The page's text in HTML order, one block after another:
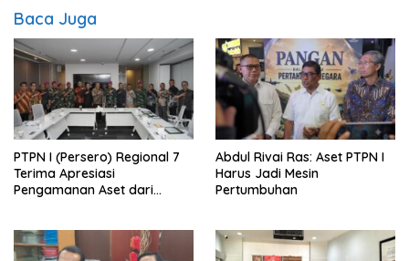
Baca Juga
PTPN I (Persero) Regional 7
Terima Apresiasi
Pengamanan Aset dari
Abdul Rivai Ras: Aset PTPN I
Harus Jadi Mesin
Pertumbuhan